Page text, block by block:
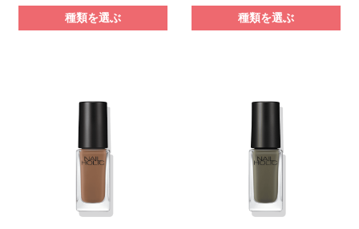
種類を選ぶ 種類を選ぶ